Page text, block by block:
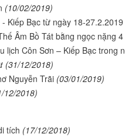
(10/02/2019)
Kiếp Bạc từ ngày 18-27.2.2019
Âm Bồ Tát bằng ngọc nặng
lịch Côn Sơn – Kiếp Bạc trong
(31/12/2018)
Nguyễn Trãi (03/01/2019)
12/2018)
tích (17/12/2018)